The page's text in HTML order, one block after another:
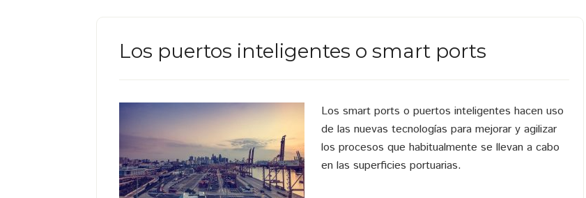
Los puertos inteligentes o smart ports
Los smart ports o puertos inteligentes hacen uso
de las nuevas tecnologías para mejorar y agilizar
los procesos que habitualmente se llevan a cabo
en las superficies portuarias.